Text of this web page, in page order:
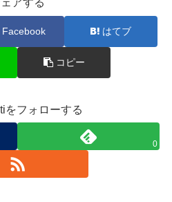
Facebook はてブ
コピー
をフォローする
0